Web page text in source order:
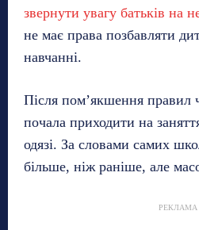
звернути увагу батьків на
не має права позбавляти
навчанні.
Після пом’якшення правил
почала приходити на
одязі. За словами самих
більше, ніж раніше, але
РЕКЛАМА